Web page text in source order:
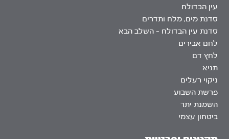
עין הבדולח
סדנת מים, מלח ותדרים
סדנת עין הבדולח – השלב הבא
לחם אבירים
לחץ דם
תניא
ניקוי רעלים
פרשת השבוע
השמנת יתר
ביטחון עצמי